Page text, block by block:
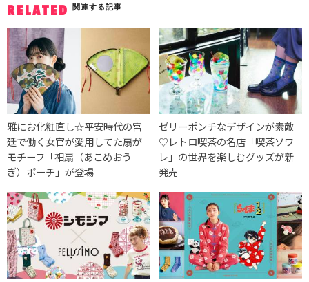
RELATED 関連する記事
雅にお化粧直し☆平安時代の宮
廷で働く女官が愛用してた扇が
モチーフ「衵扇（あこめおう
ぎ）ポーチ」が登場
ゼリーポンチなデザインが素敵
♡レトロ喫茶の名店「喫茶ソワ
レ」の世界を楽しむグッズが新
発売